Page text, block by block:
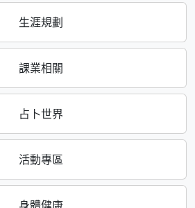
生涯規劃
課業相關
占卜世界
活動專區